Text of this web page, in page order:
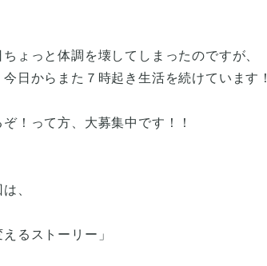
ょっと体調を壊してしまったのですが、
日からまた７時起き生活を続けています！
！って方、大募集中です！！
、
えるストーリー」